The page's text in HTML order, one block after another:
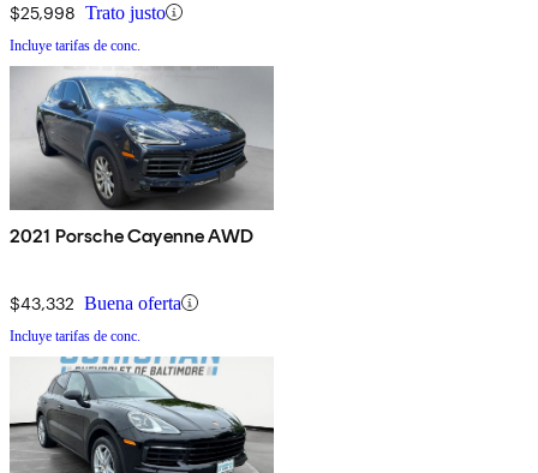
$25,998 Trato justo
Incluye tarifas de conc.
2021 Porsche Cayenne AWD
$43,332 Buena oferta
Incluye tarifas de conc.